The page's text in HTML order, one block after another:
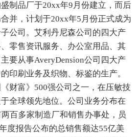
制品厂于20xx年9月份建立，而后
并，计划于20xx年5月份正式成为
公司。艾利丹尼森公司的四大产
零售资讯服务、办公室用品、其
要从事AveryDension公司四大产
印刷业务及织物、标鉴的生产。
财富》500强公司之一，在压敏技
全球领先地位。公司业务分布在
百多家制造厂和销售办事处，员
度报告公布的总销售额达55亿美